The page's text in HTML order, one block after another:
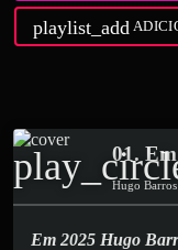
playlist_add
01.
Hugo Barros
Em 2025 Hugo